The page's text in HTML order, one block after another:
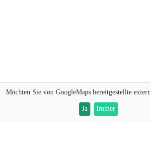
Möchten Sie von GoogleMapsbereitgestellte
Ja Immer